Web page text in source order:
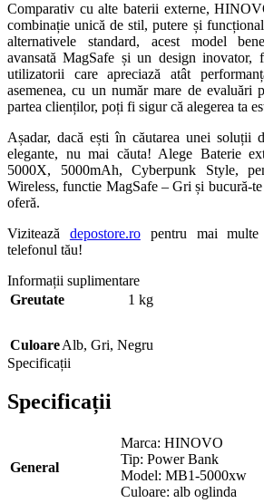
Comparativ cu alte baterii externe,
combinație unică de stil, putere și
alternativele standard, acest model
avansată MagSafe și un design inovator,
utilizatorii care apreciază atât
asemenea, cu un număr mare de evaluări
partea clienților, poți fi sigur că alegerea ta
Așadar, dacă ești în căutarea unei soluții
elegante, nu mai căuta! Alege Baterie
5000X, 5000mAh, Cyberpunk Style,
Wireless, functie MagSafe – Gri și bucură-
oferă.
Vizitează depostore.ropentru mai multe
telefonul tău!
Informații suplimentare
Greutate
1 kg
CuloareAlb, Gri, Negru
Specificații
Specificații
General
Marca: HINOVO
Tip: Power Bank
Model: MB1-5000xw
Culoare: alb oglinda